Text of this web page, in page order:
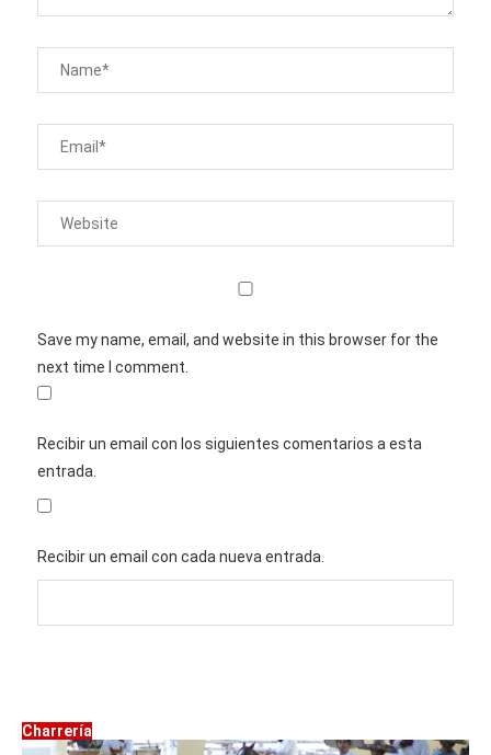
Save my name, email, and website in this browser for the
next time I comment.
Recibir un email con los siguientes comentarios a esta
entrada.
Recibir un email con cada nueva entrada.
Charrería